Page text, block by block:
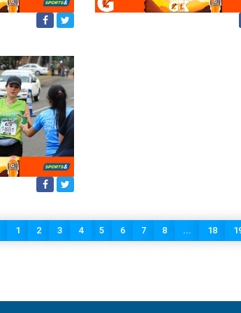
1 2 3 4 5 6 7 8 ... 18